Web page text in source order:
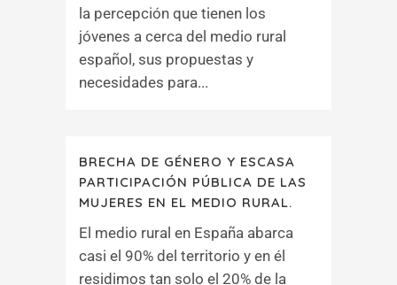
la percepción que tienen los
jóvenes a cerca del medio rural
español, sus propuestas y
necesidades para...
BRECHA DE GÉNERO Y ESCASA
PARTICIPACIÓN PÚBLICA DE LAS
MUJERES EN EL MEDIO RURAL.
El medio rural en España abarca
casi el 90% del territorio y en él
residimos tan solo el 20% de la